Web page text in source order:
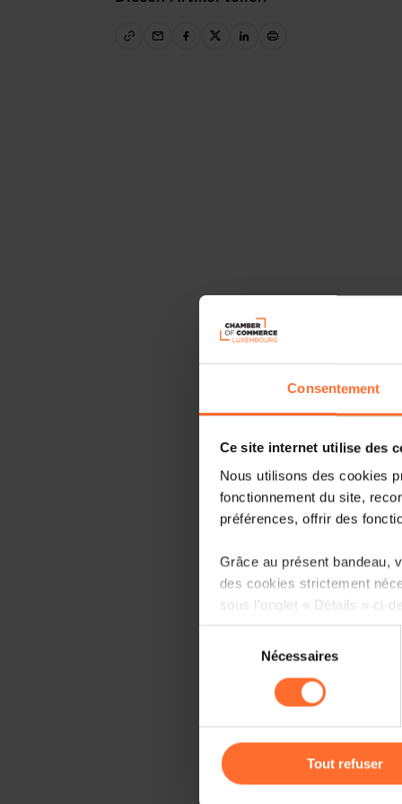
Consentement
Ce site internet utilise des
Nous utilisons des cookies
fonctionnement du site,
préférences, offrir des
Grâce au présent bandeau,
des cookies strictement
sous l’onglet « Détails » ci-
Il est précisé que la
cas de refus de tous les
gauche de chaque page.
consentement
Nécessaires
Tout refuser